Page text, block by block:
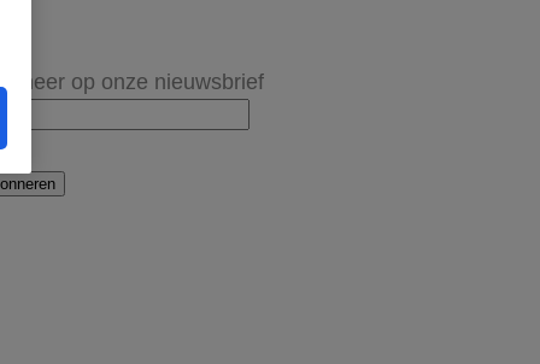
op onze nieuwsbrief